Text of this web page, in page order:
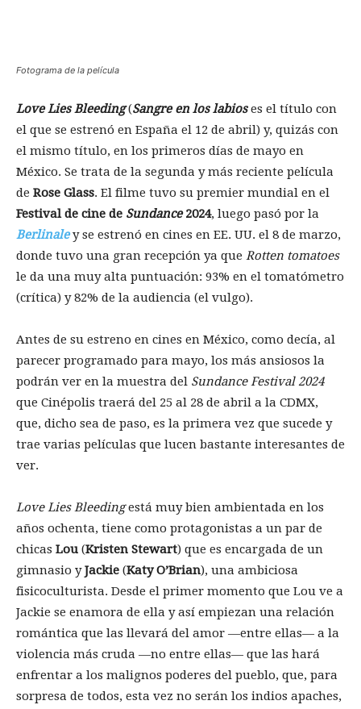
Fotograma de la película
Love Lies Bleeding(Sangre en los labioses el título con
el que se estrenó en España el 12 de abril) y, quizás con
el mismo título, en los primeros días de mayo en
México. Se trata de la segunda y más reciente película
de Rose Glass. El filme tuvo su premier mundial en el
Festival de cine de Sundance2024, luego pasó por la
Berlinaley se estrenó en cines en EE. UU. el 8 de marzo,
donde tuvo una gran recepción ya que Rotten tomatoes
le da una muy alta puntuación: 93% en el tomatómetro
(crítica) y 82% de la audiencia (el vulgo).
Antes de su estreno en cines en México, como decía, al
parecer programado para mayo, los más ansiosos la
podrán ver en la muestra del Sundance Festival 2024
que Cinépolis traerá del 25 al 28 de abril a la CDMX,
que, dicho sea de paso, es la primera vez que sucede y
trae varias películas que lucen bastante interesantes de
ver.
Love Lies Bleedingestá muy bien ambientada en los
años ochenta, tiene como protagonistas a un par de
chicas Lou (Kristen Stewart) que es encargada de un
gimnasio yJackie (Katy O’Brian), una ambiciosa
fisicoculturista. Desde el primer momento que Lou ve a
Jackie se enamora de ella y así empiezan una relación
romántica que las llevará del amor —entre ellas— a la
violencia más cruda —no entre ellas— que las hará
enfrentar a los malignos poderes del pueblo, que, para
sorpresa de todos, esta vez no serán los indios apaches,